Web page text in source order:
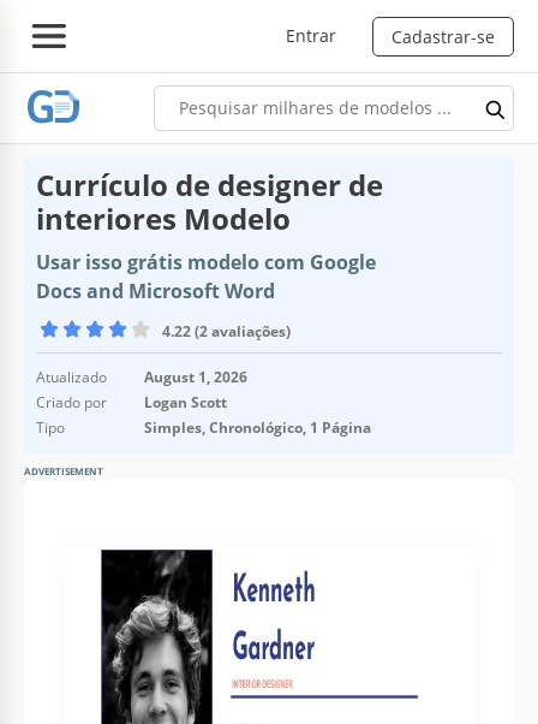
Entrar Cadastrar-se
Currículo de designer de
interiores Modelo
Usar isso grátis modelo com Google
Docs and Microsoft Word
4.22 (2 avaliações)
Atualizado
August 1, 2026
Criado por
Logan Scott
Tipo
Simples, Chronológico, 1 Página
ADVERTISEMENT